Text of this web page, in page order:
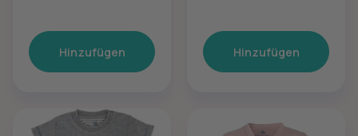
Hinzufügen Hinzufügen